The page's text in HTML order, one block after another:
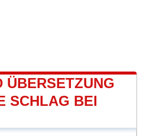
ÜBERSETZUNG
SCHLAG BEI